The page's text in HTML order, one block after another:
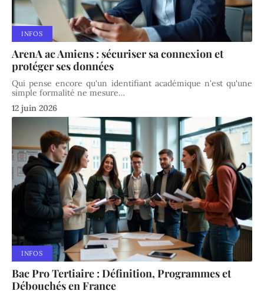
INFOS
ArenA ac Amiens : sécuriser sa connexion et
protéger ses données
Qui pense encore qu'un identifiant académique n'est qu'une
simple formalité ne mesure…
12 juin 2026
INFOS
Bac Pro Tertiaire : Définition, Programmes et
Débouchés en France